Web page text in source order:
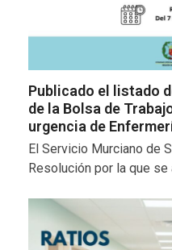
Publicado el listado
de la Bolsa de
urgencia de
El Servicio Murciano de
Resolución por la que se